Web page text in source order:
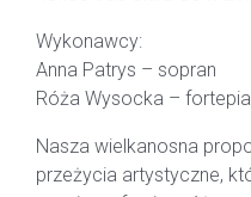
Wykonawcy:
Anna Patrys – sopran
Róża Wysocka –
Nasza wielkanosna
przeżycia artystyczne,